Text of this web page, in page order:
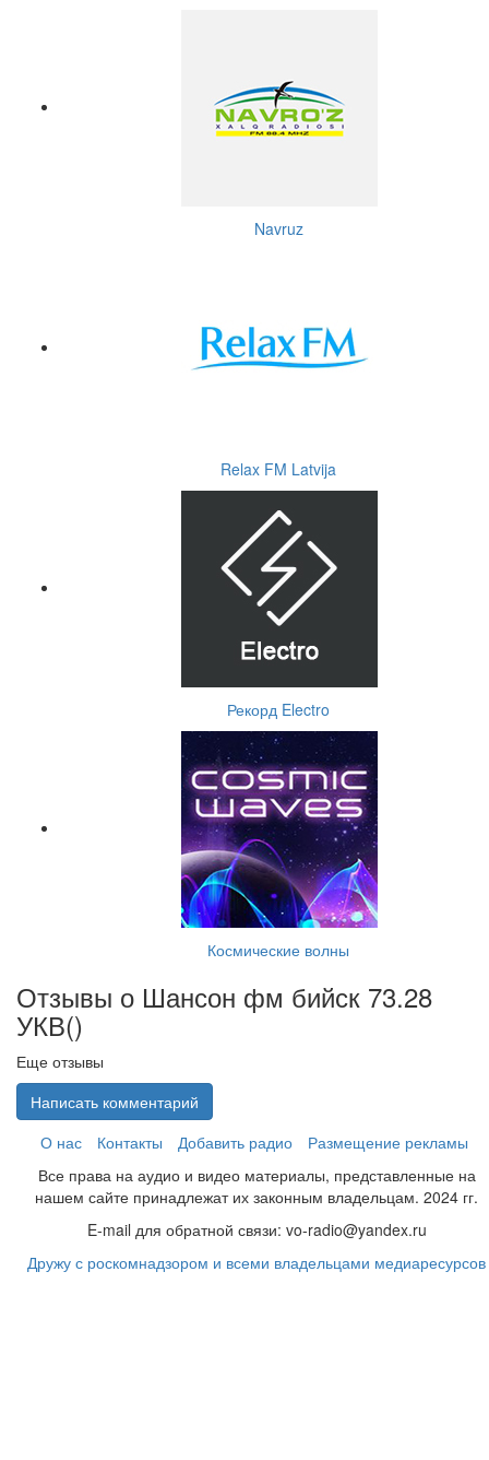
Navruz
Relax FM Latvija
Рекорд Electro
Космические волны
Отзывы о Шансон фм бийск 73.28
УКВ()
Еще отзывы
Написать комментарий
О нас
Контакты Добавить радио
Размещение рекламы
Все права на аудио и видео материалы, представленные на
нашем сайте принадлежат их законным владельцам. 2024 гг.
E-mail для обратной связи: vo-radio@yandex.ru
Дружу с роскомнадзором и всеми владельцами медиаресурсов